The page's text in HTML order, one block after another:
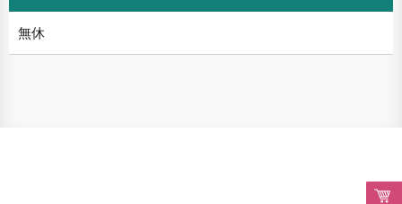
無休